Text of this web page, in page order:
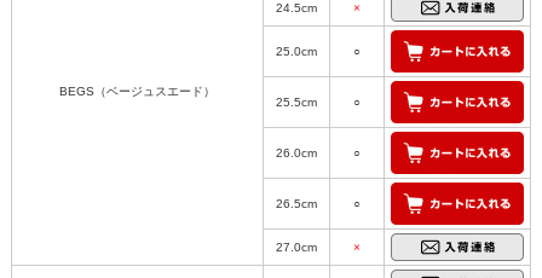
BEGS（ベージュスエード）
24.5cm ×
25.0cm ○
25.5cm ○
26.0cm ○
26.5cm ○
27.0cm ×